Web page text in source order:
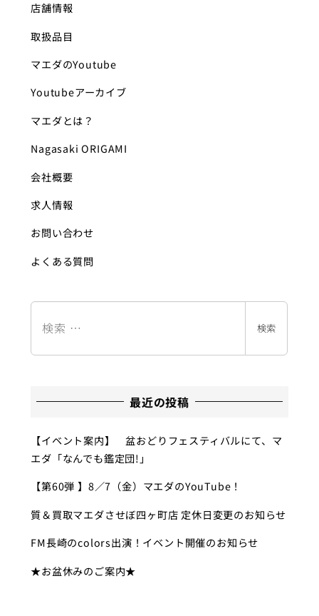
店舗情報
取扱品目
マエダのYoutube
Youtubeアーカイブ
マエダとは？
Nagasaki ORIGAMI
会社概要
求人情報
お問い合わせ
よくある質問
検索
最近の投稿
【イベント案内】 盆おどりフェスティバルにて、マ
エダ「なんでも鑑定団!」
【第60弾 】8／7（金）マエダのYouTube！
質＆買取マエダさせぼ四ヶ町店 定休日変更のお知らせ
FM長崎のcolors出演！イベント開催のお知らせ
★お盆休みのご案内★